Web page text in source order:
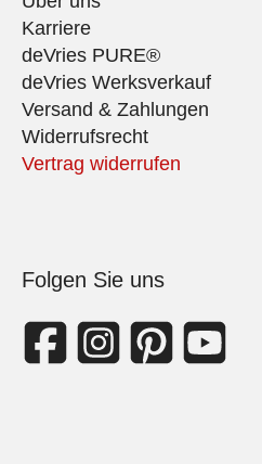
Karriere
deVries PURE®
deVries Werksverkauf
Versand & Zahlungen
Widerrufsrecht
Vertrag widerrufen
Folgen Sie uns